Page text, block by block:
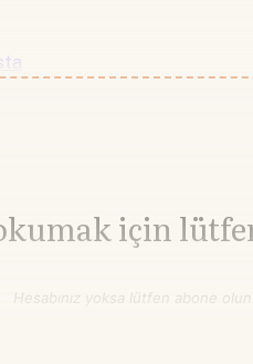
için
Hesabınız yoksa lütfen abone olun.